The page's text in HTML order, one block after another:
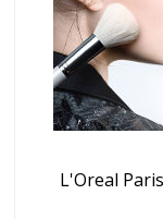
L'Oreal